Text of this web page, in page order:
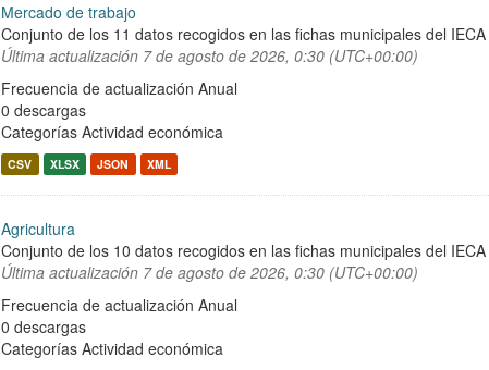
Mercado de trabajo
Conjunto de los 11 datos recogidos en las fichas municipales del IECA
Última actualización 7 de agosto de 2026, 0:30 (UTC+00:00)
Frecuencia de actualización Anual
0 descargas
Categorías Actividad económica
CSV XLSX JSON XML
Agricultura
Conjunto de los 10 datos recogidos en las fichas municipales del IECA
Última actualización 7 de agosto de 2026, 0:30 (UTC+00:00)
Frecuencia de actualización Anual
0 descargas
Categorías Actividad económica